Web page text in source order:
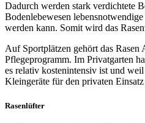
Dadurch werden stark verdichtete
Bodenlebewesen
werden kann. Somit wird das
Auf Sportplätzen gehört das Rasen
Pflegeprogramm. Im Privatgarten
es relativ kostenintensiv ist und
Kleingeräte für den privaten
Rasenlüfter